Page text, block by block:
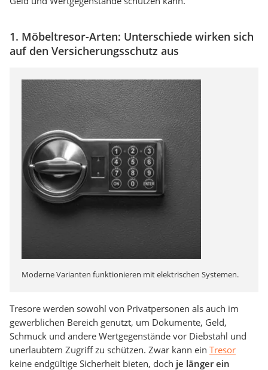
1. Möbeltresor-Arten: Unterschiede wirken sich
auf den Versicherungsschutz aus
Moderne Varianten funktionieren mit elektrischen Systemen.
Tresore werden sowohl von Privatpersonen als auch im
gewerblichen Bereich genutzt, um Dokumente, Geld,
Schmuck und andere Wertgegenstände vor Diebstahl und
unerlaubtem Zugriff zu schützen. Zwar kann ein Tresor
keine endgültige Sicherheit bieten, doch je länger ein